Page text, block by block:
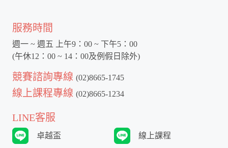
服務時間
週一 ~ 週五 上午9：00 ~ 下午5：00
(午休12：00 ~ 14：00及例假日除外)
競賽諮詢專線 (02)8665-1745
線上課程專線 (02)8665-1234
LINE客服
卓越盃 線上課程